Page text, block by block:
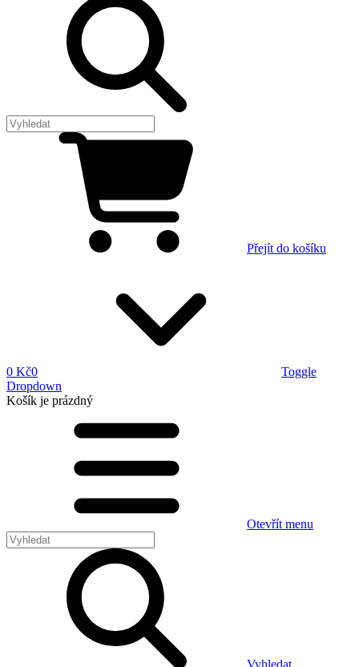
Přejít do košíku
0 Kč0
Toggle
Dropdown
Košík je prázdný
Otevřít menu
Vyhledat